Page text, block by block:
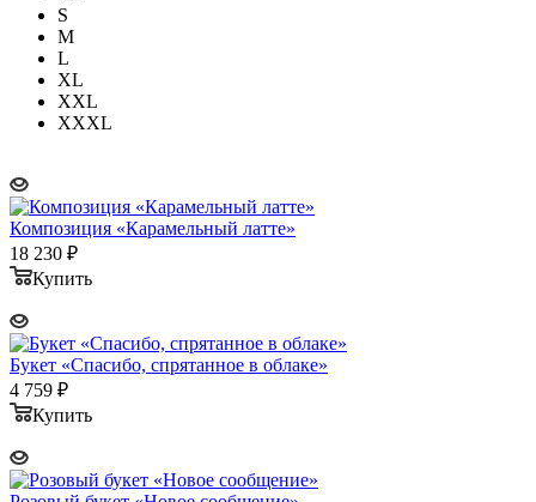
S
M
L
XL
XXL
XXXL
Композиция «Карамельный латте»
18 230 ₽
Купить
Букет «Спасибо, спрятанное в облаке»
4 759 ₽
Купить